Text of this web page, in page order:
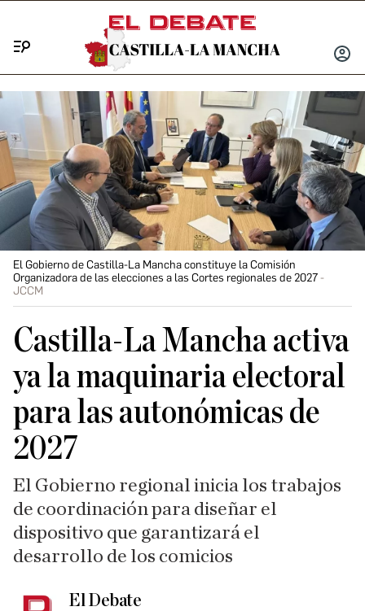
INICIAR
El Gobierno de Castilla-La Mancha constituye la Comisión
Organizadora de las elecciones a las Cortes regionales de 2027
JCCM
Castilla-La Mancha activa
ya la maquinaria electoral
para las autonómicas de
2027
El Gobierno regional inicia los trabajos
de coordinación para diseñar el
dispositivo que garantizará el
desarrollo de los comicios
El Debate